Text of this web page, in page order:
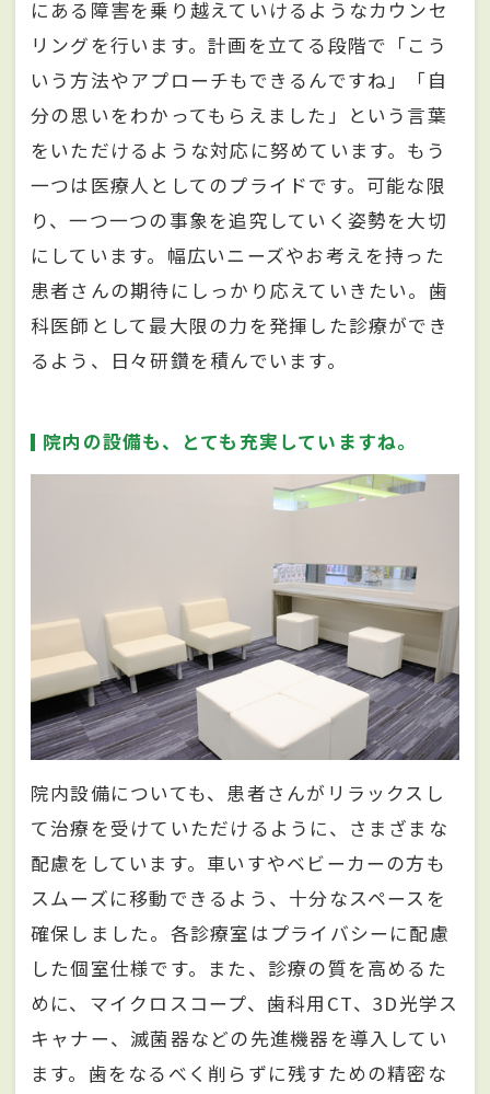
にある障害を乗り越えていけるようなカウンセ
リングを行います。計画を立てる段階で「こう
いう方法やアプローチもできるんですね」「自
分の思いをわかってもらえました」という言葉
をいただけるような対応に努めています。もう
一つは医療人としてのプライドです。可能な限
り、一つ一つの事象を追究していく姿勢を大切
にしています。幅広いニーズやお考えを持った
患者さんの期待にしっかり応えていきたい。歯
科医師として最大限の力を発揮した診療ができ
るよう、日々研鑽を積んでいます。
院内の設備も、とても充実していますね。
院内設備についても、患者さんがリラックスし
て治療を受けていただけるように、さまざまな
配慮をしています。車いすやベビーカーの方も
スムーズに移動できるよう、十分なスペースを
確保しました。各診療室はプライバシーに配慮
した個室仕様です。また、診療の質を高めるた
めに、マイクロスコープ、歯科用CT、3D光学ス
キャナー、滅菌器などの先進機器を導入してい
ます。歯をなるべく削らずに残すための精密な